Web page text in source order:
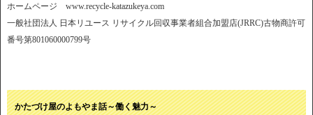
ホームページ www.recycle-katazukeya.com
一般社団法人 日本リユース リサイクル回収事業者組合加盟店(JRRC)古物商許可
番号第801060000799号
かたづけ屋のよもやま話～働く魅力～